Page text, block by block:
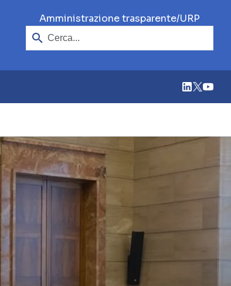
Amministrazione trasparente/URP